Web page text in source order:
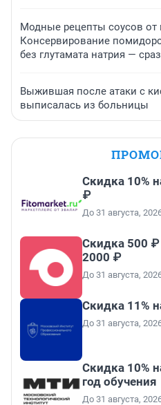
Модные рецепты соусов от
Консервирование
без глутамата натрия —
Выжившая после атаки с
выписалась из больницы
Скидка 10%
₽
До 31 августа,
Скидка 500 ₽
2000 ₽
До 31 августа,
Скидка 11%
До 31 августа,
Скидка 10%
год обучения
До 31 августа,